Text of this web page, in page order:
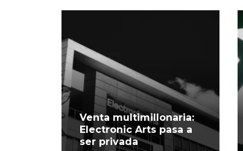
Venta multimillonaria:
Electronic Arts pasa a
ser privada